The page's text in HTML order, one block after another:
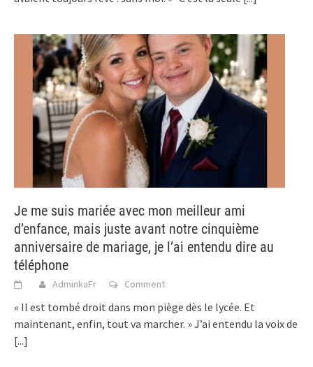
Je me suis mariée avec mon meilleur ami
d’enfance, mais juste avant notre cinquième
anniversaire de mariage, je l’ai entendu dire au
téléphone
AdminkaFr Comment
« Il est tombé droit dans mon piège dès le lycée. Et
maintenant, enfin, tout va marcher. » J’ai entendu la voix de
[...]